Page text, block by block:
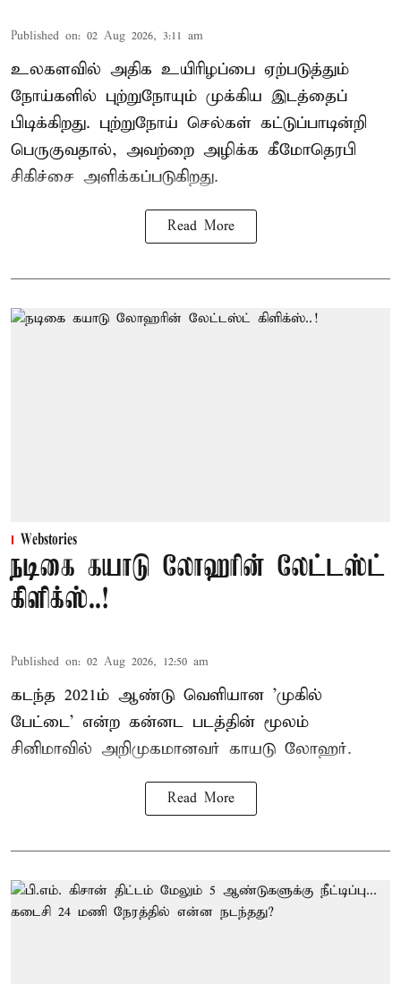
Published on: 02 Aug 2026, 3:11 am
உலகளவில் அதிக உயிரிழப்பை ஏற்படுத்தும்
நோய்களில் புற்றுநோயும் முக்கிய இடத்தைப்
பிடிக்கிறது. புற்றுநோய் செல்கள் கட்டுப்பாடின்றி
பெருகுவதால், அவற்றை அழிக்க கீமோதெரபி
சிகிச்சை அளிக்கப்படுகிறது.
Read More
Webstories
நடிகை கயாடு லோஹரின் லேட்டஸ்ட்
கிளிக்ஸ்..!
Published on: 02 Aug 2026, 12:50 am
கடந்த 2021ம் ஆண்டு வெளியான 'முகில்
பேட்டை' என்ற கன்னட படத்தின் மூலம்
சினிமாவில் அறிமுகமானவர் காயடு லோஹர்.
Read More